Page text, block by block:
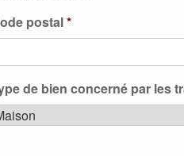
postal*
de bien concerné par les